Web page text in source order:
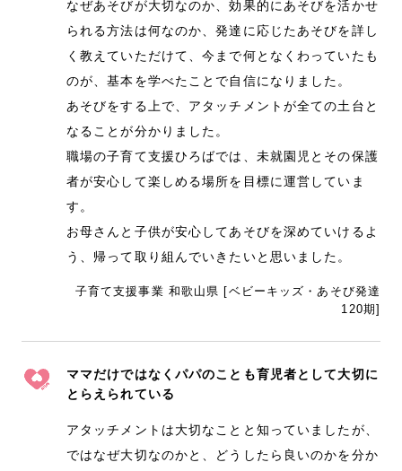
なぜあそびが大切なのか、効果的にあそびを活かせ
られる方法は何なのか、発達に応じたあそびを詳し
く教えていただけて、今まで何となくわっていたも
のが、基本を学べたことで自信になりました。
あそびをする上で、アタッチメントが全ての土台と
なることが分かりました。
職場の子育て支援ひろばでは、未就園児とその保護
者が安心して楽しめる場所を目標に運営していま
す。
お母さんと子供が安心してあそびを深めていけるよ
う、帰って取り組んでいきたいと思いました。
子育て支援事業 和歌山県 [ベビーキッズ・あそび発達
120期]
ママだけではなくパパのことも育児者として大切に
とらえられている
アタッチメントは大切なことと知っていましたが、
ではなぜ大切なのかと、どうしたら良いのかを分か